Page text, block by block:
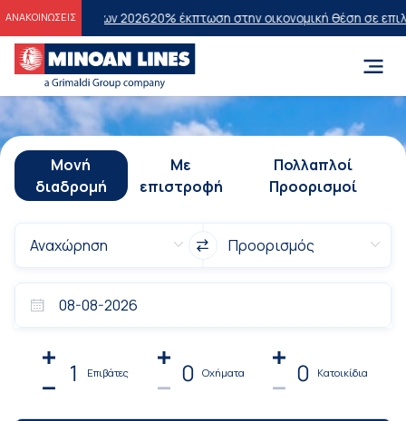
ΑΝΑΚΟΙΝΩΣΕΙΣ
202620% έκπτωση στην οικονομική θέση σε επιλεγμένα
Μονή
διαδρομή
Με
επιστροφή
Πολλαπλοί
Προορισμοί
1 Επιβάτες 0 Οχήματα 0 Κατοικίδια